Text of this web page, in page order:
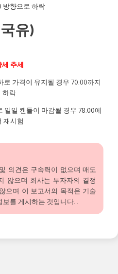
방향으로 하락
유)
세 추세
로 가격이 유지될 경우 70.00까지
하락
일일 캔들이 마감될 경우 78.00에
재시험
의견은 구속력이 없으며 매도
않으며 회사는 투자자의 결정
으며 이 보고서의 목적은 기술
를 게시하는 것입니다. .